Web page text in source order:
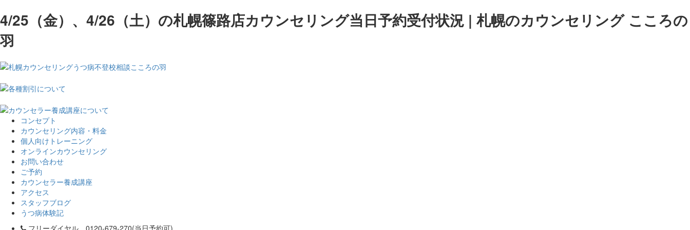
4/25（金）、4/26（土）の札幌篠路店カウンセリング当日予約受付状況 | 札幌のカウンセリング こころの
羽
コンセプト
カウンセリング内容・料金
個人向けトレーニング
オンラインカウンセリング
お問い合わせ
ご予約
カウンセラー養成講座
アクセス
スタッフブログ
うつ病体験記